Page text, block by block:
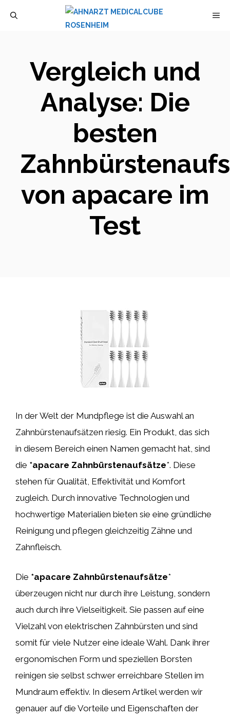
Vergleich und
Analyse: Die
besten
von apacare im
Test
In der Welt der Mundpflege ist die Auswahl an
Zahnbürstenaufsätzen riesig. Ein Produkt, das sich
in diesem Bereich einen Namen gemacht hat, sind
die *apacare Zahnbürstenaufsätze*. Diese
stehen für Qualität, Effektivität und Komfort
zugleich. Durch innovative Technologien und
hochwertige Materialien bieten sie eine gründliche
Reinigung und pflegen gleichzeitig Zähne und
Zahnfleisch.
Die *apacare Zahnbürstenaufsätze*
überzeugen nicht nur durch ihre Leistung, sondern
auch durch ihre Vielseitigkeit. Sie passen auf eine
Vielzahl von elektrischen Zahnbürsten und sind
somit für viele Nutzer eine ideale Wahl. Dank ihrer
ergonomischen Form und speziellen Borsten
reinigen sie selbst schwer erreichbare Stellen im
Mundraum effektiv. In diesem Artikel werden wir
genauer auf die Vorteile und Eigenschaften der